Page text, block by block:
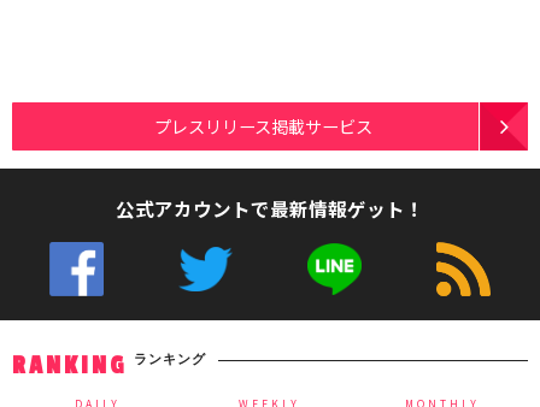
プレスリリース掲載サービス
公式アカウントで最新情報ゲット！
RANKING ランキング
DAILY WEEKLY MONTHLY